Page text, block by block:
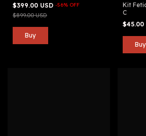
$399.00 USD -56% OFF
$899.00 USD
Kit
C
$45.00